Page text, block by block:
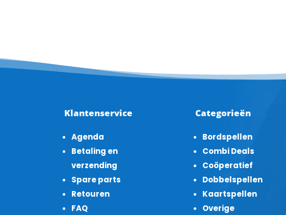
Klantenservice
Agenda
Betaling en
verzending
Spare parts
Retouren
FAQ
Categorieën
Bordspellen
Combi Deals
Coöperatief
Dobbelspellen
Kaartspellen
Overige